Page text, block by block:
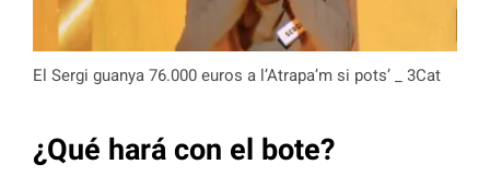
El Sergi guanya 76.000 euros a l’Atrapa’m si pots’ _ 3Cat
¿Qué hará con el bote?